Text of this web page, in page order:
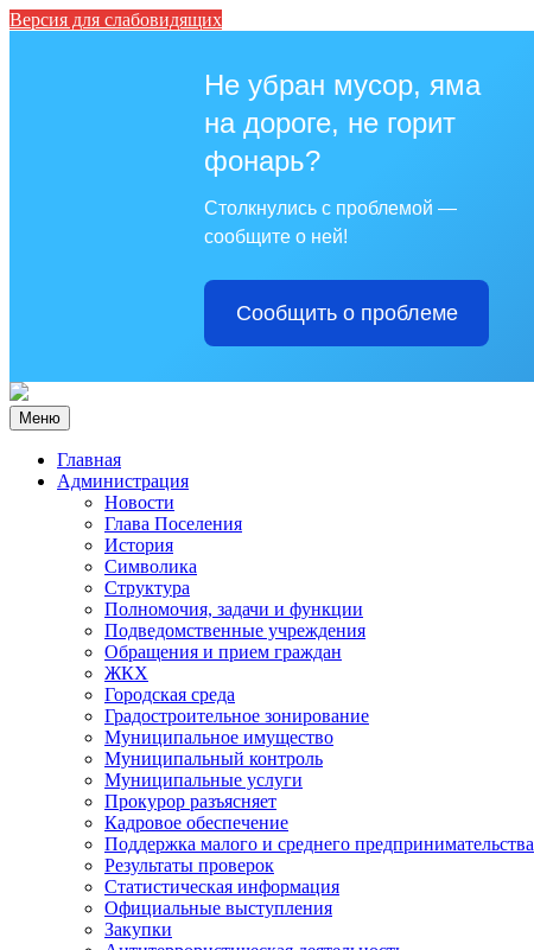
Версия для слабовидящих
Не убран мусор, яма
на дороге, не горит
фонарь?
Столкнулись с проблемой —
сообщите о ней!
Сообщить о проблеме
Меню
Главная
Администрация
Новости
Глава Поселения
История
Символика
Структура
Полномочия, задачи и функции
Подведомственные учреждения
Обращения и прием граждан
ЖКХ
Городская среда
Градостроительное зонирование
Муниципальное имущество
Муниципальный контроль
Муниципальные услуги
Прокурор разъясняет
Кадровое обеспечение
Поддержка малого и среднего предпринимательства
Результаты проверок
Статистическая информация
Официальные выступления
Закупки